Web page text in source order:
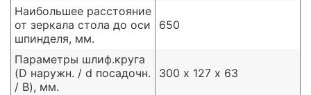
Наибольшее расстояние
от зеркала стола до оси
шпинделя, мм.
650
Параметры шлиф.круга
(D наружн. / d посадочн.
/ B), мм.
300 х 127 х 63